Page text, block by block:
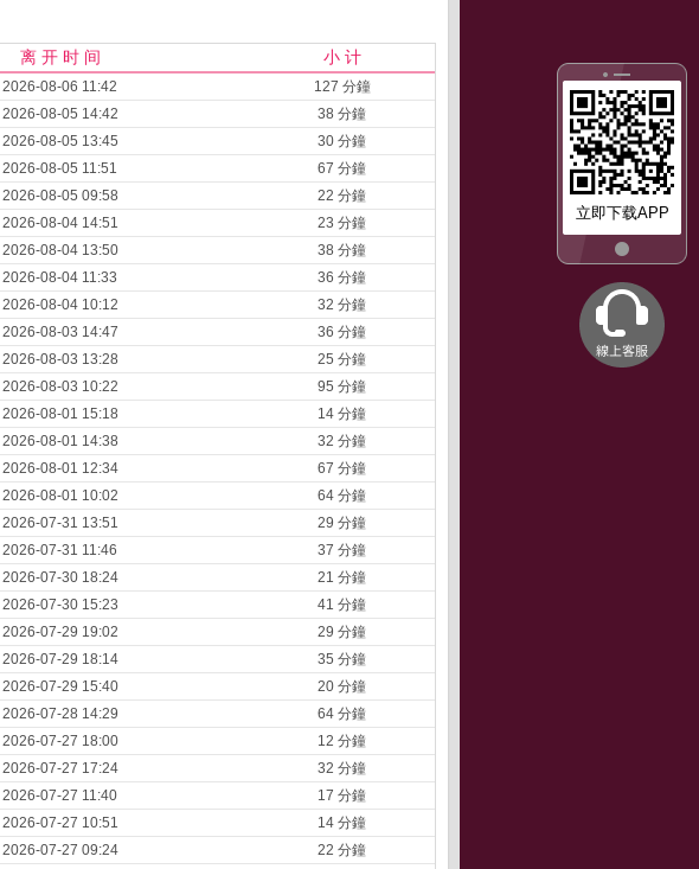
立即下载APP
离 开 时 间 小 计
2026-08-06 11:42
127 分鐘
2026-08-05 14:42
38 分鐘
2026-08-05 13:45
30 分鐘
2026-08-05 11:51
67 分鐘
2026-08-05 09:58
22 分鐘
2026-08-04 14:51
23 分鐘
2026-08-04 13:50
38 分鐘
2026-08-04 11:33
36 分鐘
2026-08-04 10:12
32 分鐘
2026-08-03 14:47
36 分鐘
2026-08-03 13:28
25 分鐘
2026-08-03 10:22
95 分鐘
2026-08-01 15:18
14 分鐘
2026-08-01 14:38
32 分鐘
2026-08-01 12:34
67 分鐘
2026-08-01 10:02
64 分鐘
2026-07-31 13:51
29 分鐘
2026-07-31 11:46
37 分鐘
2026-07-30 18:24
21 分鐘
2026-07-30 15:23
41 分鐘
2026-07-29 19:02
29 分鐘
2026-07-29 18:14
35 分鐘
2026-07-29 15:40
20 分鐘
2026-07-28 14:29
64 分鐘
2026-07-27 18:00
12 分鐘
2026-07-27 17:24
32 分鐘
2026-07-27 11:40
17 分鐘
2026-07-27 10:51
14 分鐘
2026-07-27 09:24 22 分鐘